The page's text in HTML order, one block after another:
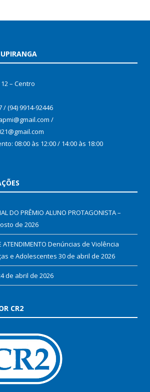
– Centro
/ (94) 9914-92446
/
08:00 às 12:00 / 14:00 às 18:00
DO PRÊMIO ALUNO PROTAGONISTA –
de 2026
ATENDIMENTO Denúncias de Violência
e Adolescentes 30 de abril de 2026
de abril de 2026
CR2